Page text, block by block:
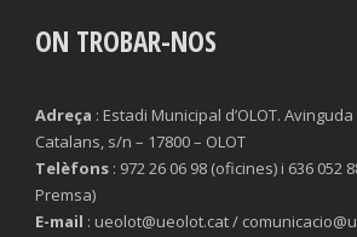
ON TROBAR-NOS
Adreça : Estadi Municipal d’OLOT.
Catalans, s/n – 17800 – OLOT
Telèfons : 972 26 06 98 (oficines) i 636 052
Premsa)
E-mail : ueolot@ueolot.cat /